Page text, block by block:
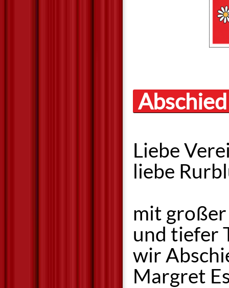
Liebe
liebe
mit
und tiefer
wir
Margret